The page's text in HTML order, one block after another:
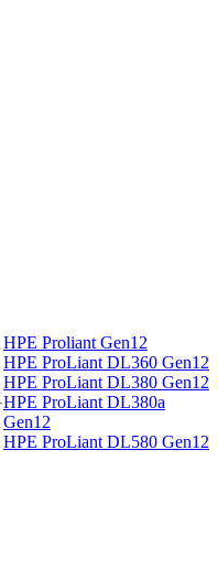
HPE Proliant Gen12
HPE ProLiant DL360 Gen12
HPE ProLiant DL380 Gen12
HPE ProLiant DL380a
Gen12
HPE ProLiant DL580 Gen12